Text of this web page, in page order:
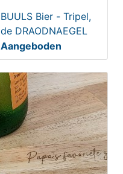
BUULS Bier - Tripel,
de DRAODNAEGEL
Aangeboden